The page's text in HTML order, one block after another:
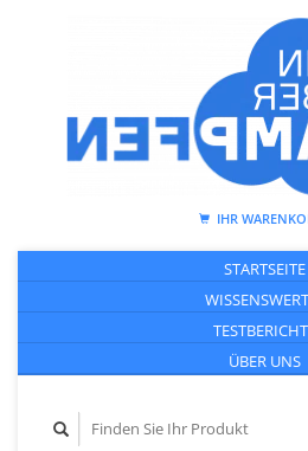
IHR
STARTSEITE
ÜBER UNS